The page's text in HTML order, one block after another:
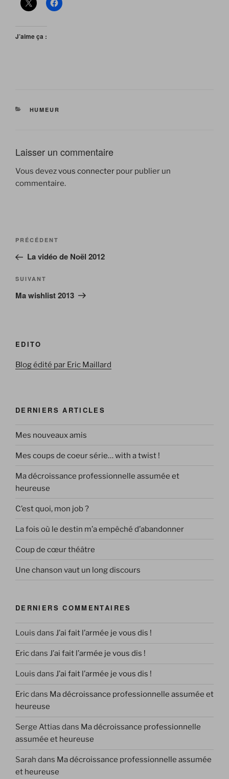
J’aime ça :
CATÉGORIES
HUMEUR
Laisser un commentaire
Vous devezvous connecter pour publier un
commentaire.
Navigation
l’article
Article
précédent
PRÉCÉDENT
La vidéo de Noël 2012
Article
suivant
SUIVANT
Ma wishlist 2013
EDITO
Blog édité par Eric Maillard
DERNIERS ARTICLES
Mes nouveaux amis
Mes coups de coeur série… with a twist !
Ma décroissance professionnelle assumée et
heureuse
C’est quoi, mon job ?
La fois où le destin m’a empêché d’abandonner
Coup de cœur théâtre
Une chanson vaut un long discours
DERNIERS COMMENTAIRES
Louis dans J’ai fait l’armée je vous dis !
Ericdans J’ai fait l’armée je vous dis !
Louis dans J’ai fait l’armée je vous dis !
Ericdans Ma décroissance professionnelle assumée et
heureuse
Serge Attias dans Ma décroissance professionnelle
assumée et heureuse
Sarah dans Ma décroissance professionnelle assumée
et heureuse